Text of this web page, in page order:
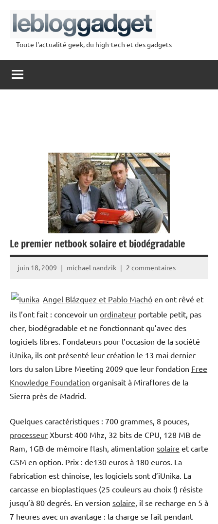
contenu
lebloggadget
Toute l'actualité geek, du high-tech et des gadgets
Le premier netbook solaire et biodégradable
juin 18, 2009 michael nandzik 2 commentaires
Angel Blázquez et Pablo Machó en ont rêvé et
ils l’ont fait : concevoir un ordinateur portable petit, pas
cher, biodégradable et ne fonctionnant qu’avec des
logiciels libres. Fondateurs pour l’occasion de la société
iUnika , ils ont présenté leur création le 13 mai dernier
lors du salon Libre Meeting 2009 que leur fondation Free
Knowledge Foundation organisait à Miraflores de la
Sierra près de Madrid.
Quelques caractéristiques : 700 grammes, 8 pouces,
processeur Xburst 400 Mhz, 32 bits de CPU, 128 MB de
Ram, 1GB de mémoire flash, alimentation solaire et carte
GSM en option. Prix : de130 euros à 180 euros. La
fabrication est chinoise, les logiciels sont d’iUnika. La
carcasse en bioplastiques (25 couleurs au choix !) résiste
jusqu’à 80 degrés. En version solaire , il se recharge en 5 à
7 heures avec un avantage : la charge se fait pendant